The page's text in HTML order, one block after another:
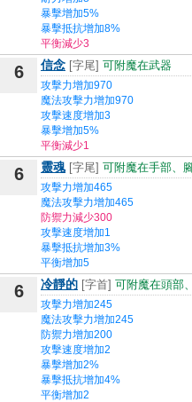
暴擊增加5%
暴擊抵抗增加8%
平衡減少3
6 信念 [字尾] 可附魔在武器
攻擊力增加970
魔法攻擊力增加970
攻擊速度增加3
暴擊增加5%
平衡減少1
6 靈魂 [字尾] 可附魔在手部、
攻擊力增加465
魔法攻擊力增加465
防禦力減少300
攻擊速度增加1
暴擊抵抗增加3%
平衡增加5
6 冷靜的 [字首] 可附魔在頭部
攻擊力增加245
魔法攻擊力增加245
防禦力增加200
攻擊速度增加2
暴擊增加2%
暴擊抵抗增加4%
平衡增加2